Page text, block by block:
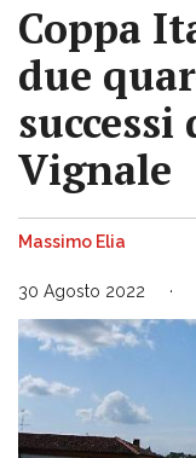
Coppa
due
successi
Vignale
Massimo Elia
30 Agosto 2022